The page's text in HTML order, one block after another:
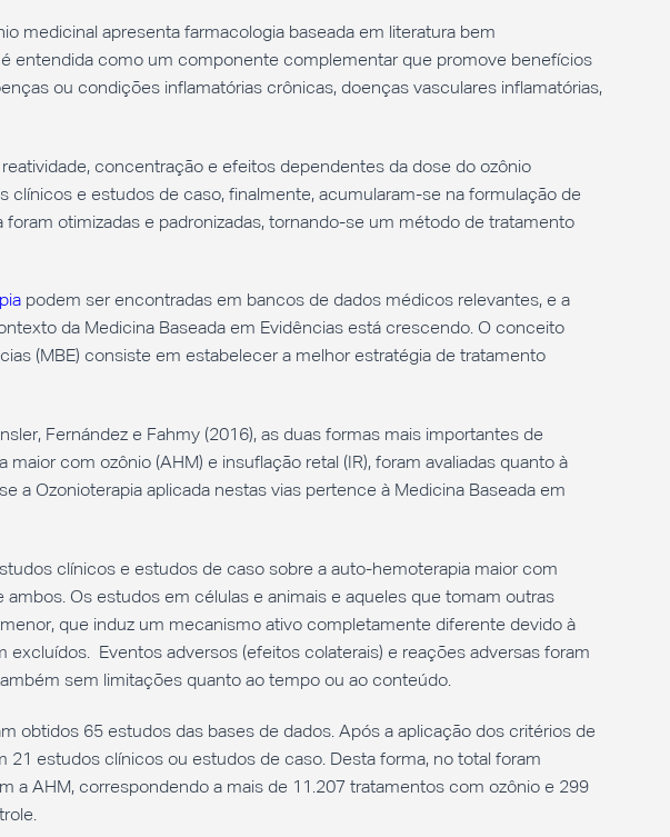
medicinal apresenta farmacologia baseada em literatura bem
entendida como um componente complementar que promove benefícios
ou condições inflamatórias crônicas, doenças vasculares inflamatórias,
concentração e efeitos dependentes da dose do ozônio
clínicos e estudos de caso, finalmente, acumularam-se na formulação de
foram otimizadas e padronizadas, tornando-se um método de tratamento
podem ser encontradas em bancos de dados médicos relevantes, e a
da Medicina Baseada em Evidências está crescendo. O conceito
(MBE) consiste em estabelecer a melhor estratégia de tratamento
Fernández e Fahmy (2016), as duas formas mais importantes de
com ozônio (AHM) e insuflação retal (IR), foram avaliadas quanto à
a Ozonioterapia aplicada nestas vias pertence à Medicina Baseada em
clínicos e estudos de caso sobre a auto-hemoterapia maior com
Os estudos em células e animais e aqueles que tomam outras
que induz um mecanismo ativo completamente diferente devido à
excluídos. Eventos adversos (efeitos colaterais) e reações adversas foram
sem limitações quanto ao tempo ou ao conteúdo.
obtidos 65 estudos das bases de dados. Após a aplicação dos critérios de
21 estudos clínicos ou estudos de caso. Desta forma, no total foram
a AHM, correspondendo a mais de 11.207 tratamentos com ozônio e 299